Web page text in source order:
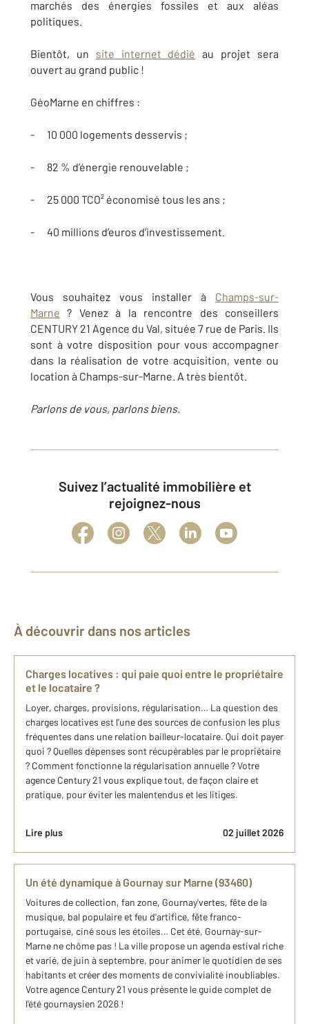
marchés des énergies fossiles et aux aléas
politiques.
Bientôt, un site internet dédié au projet sera
ouvert au grand public !
GéoMarne en chiffres :
- 10 000 logements desservis ;
- 82 % d’énergie renouvelable ;
- 25 000 TCO² économisé tous les ans ;
- 40 millions d’euros d’investissement.
Vous souhaitez vous installer à Champs-sur-
Marne ? Venez à la rencontre des conseillers
CENTURY 21 Agence du Val, située 7 rue de Paris. Ils
sont à votre disposition pour vous accompagner
dans la réalisation de votre acquisition, vente ou
location à Champs-sur-Marne. A très bientôt.
Parlons de vous, parlons biens.
Suivez l’actualité immobilière et
rejoignez-nous
À découvrir dans nos articles
Charges locatives : qui paie quoi entre le propriétaire
et le locataire ?
Loyer, charges, provisions, régularisation… La question des
charges locatives est l'une des sources de confusion les plus
fréquentes dans une relation bailleur-locataire. Qui doit payer
quoi ? Quelles dépenses sont récupérables par le propriétaire
? Comment fonctionne la régularisation annuelle ? Votre
agence Century 21 vous explique tout, de façon claire et
pratique, pour éviter les malentendus et les litiges.
Lire plus 02 juillet 2026
Un été dynamique à Gournay sur Marne (93460)
Voitures de collection, fan zone, Gournay'vertes, fête de la
musique, bal populaire et feu d'artifice, fête franco-
portugaise, ciné sous les étoiles… Cet été, Gournay-sur-
Marne ne chôme pas ! La ville propose un agenda estival riche
et varié, de juin à septembre, pour animer le quotidien de ses
habitants et créer des moments de convivialité inoubliables.
Votre agence Century 21 vous présente le guide complet de
l'été gournaysien 2026 !